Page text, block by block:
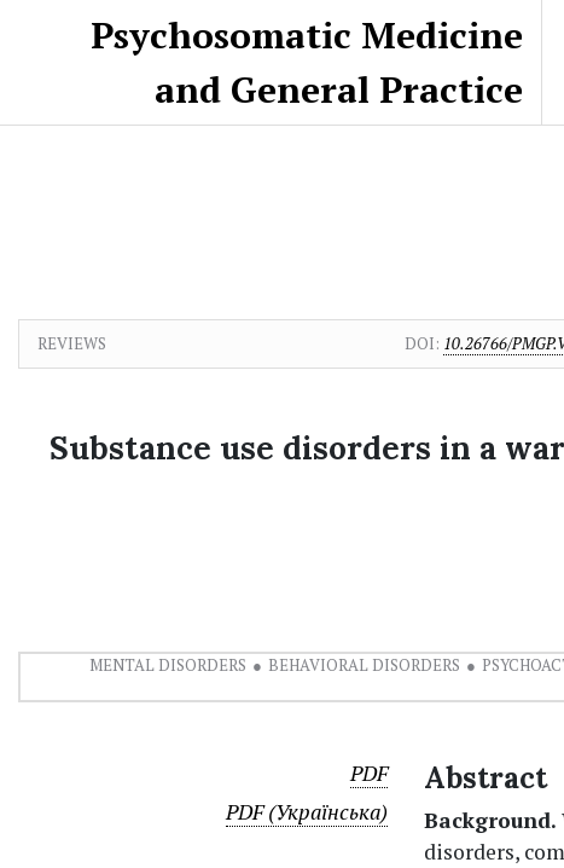
Psychosomatic Medicine
and General Practice
REVIEWS DOI: 10.26766/
Substance use disorders in a
MENTAL DISORDERS BEHAVIORAL DISORDERS
PDF
PDF (Українська)
Abstract
Background.
disorders,